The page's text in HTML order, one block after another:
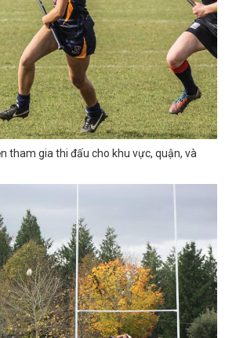
tham gia thi đấu cho khu vực, quận, và